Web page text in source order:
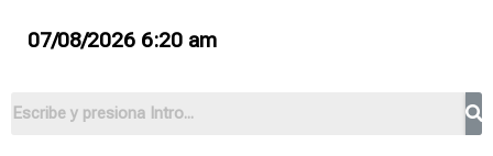
07/08/2026 6:20 am